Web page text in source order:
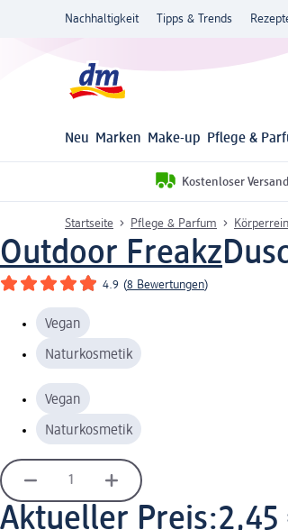
Nachhaltigkeit Tipps & Trends
Neu Marken Make-up Pflege &
Kostenloser
Startseite Pflege & Parfum
Outdoor Freakz
4.9 (8 Bewertungen)
Vegan
Naturkosmetik
Vegan
Naturkosmetik
Aktueller Preis:2,45